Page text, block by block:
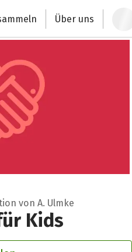
Über uns
von A. Ulmke
Kids